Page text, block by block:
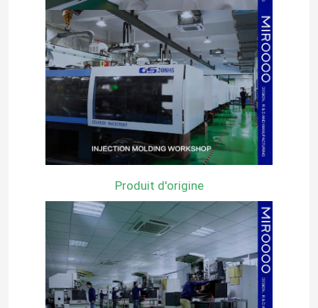
Produit d'origine